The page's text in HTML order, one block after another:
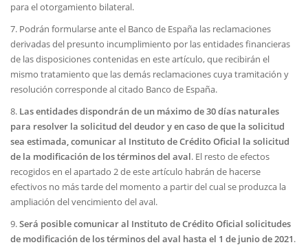
para el otorgamiento bilateral.
7. Podrán formularse ante el Banco de España las reclamaciones
derivadas del presunto incumplimiento por las entidades financieras
de las disposiciones contenidas en este artículo, que recibirán el
mismo tratamiento que las demás reclamaciones cuya tramitación y
resolución corresponde al citado Banco de España.
8. Las entidades dispondrán de un máximo de 30 días naturales
para resolver la solicitud del deudor y en caso de que la solicitud
sea estimada, comunicar al Instituto de Crédito Oficial la solicitud
de la modificación de los términos del aval. El resto de efectos
recogidos en el apartado 2 de este artículo habrán de hacerse
efectivos no más tarde del momento a partir del cual se produzca la
ampliación del vencimiento del aval.
9.Será posible comunicar al Instituto de Crédito Oficial solicitudes
de modificación de los términos del aval hasta el 1 de junio de 2021.